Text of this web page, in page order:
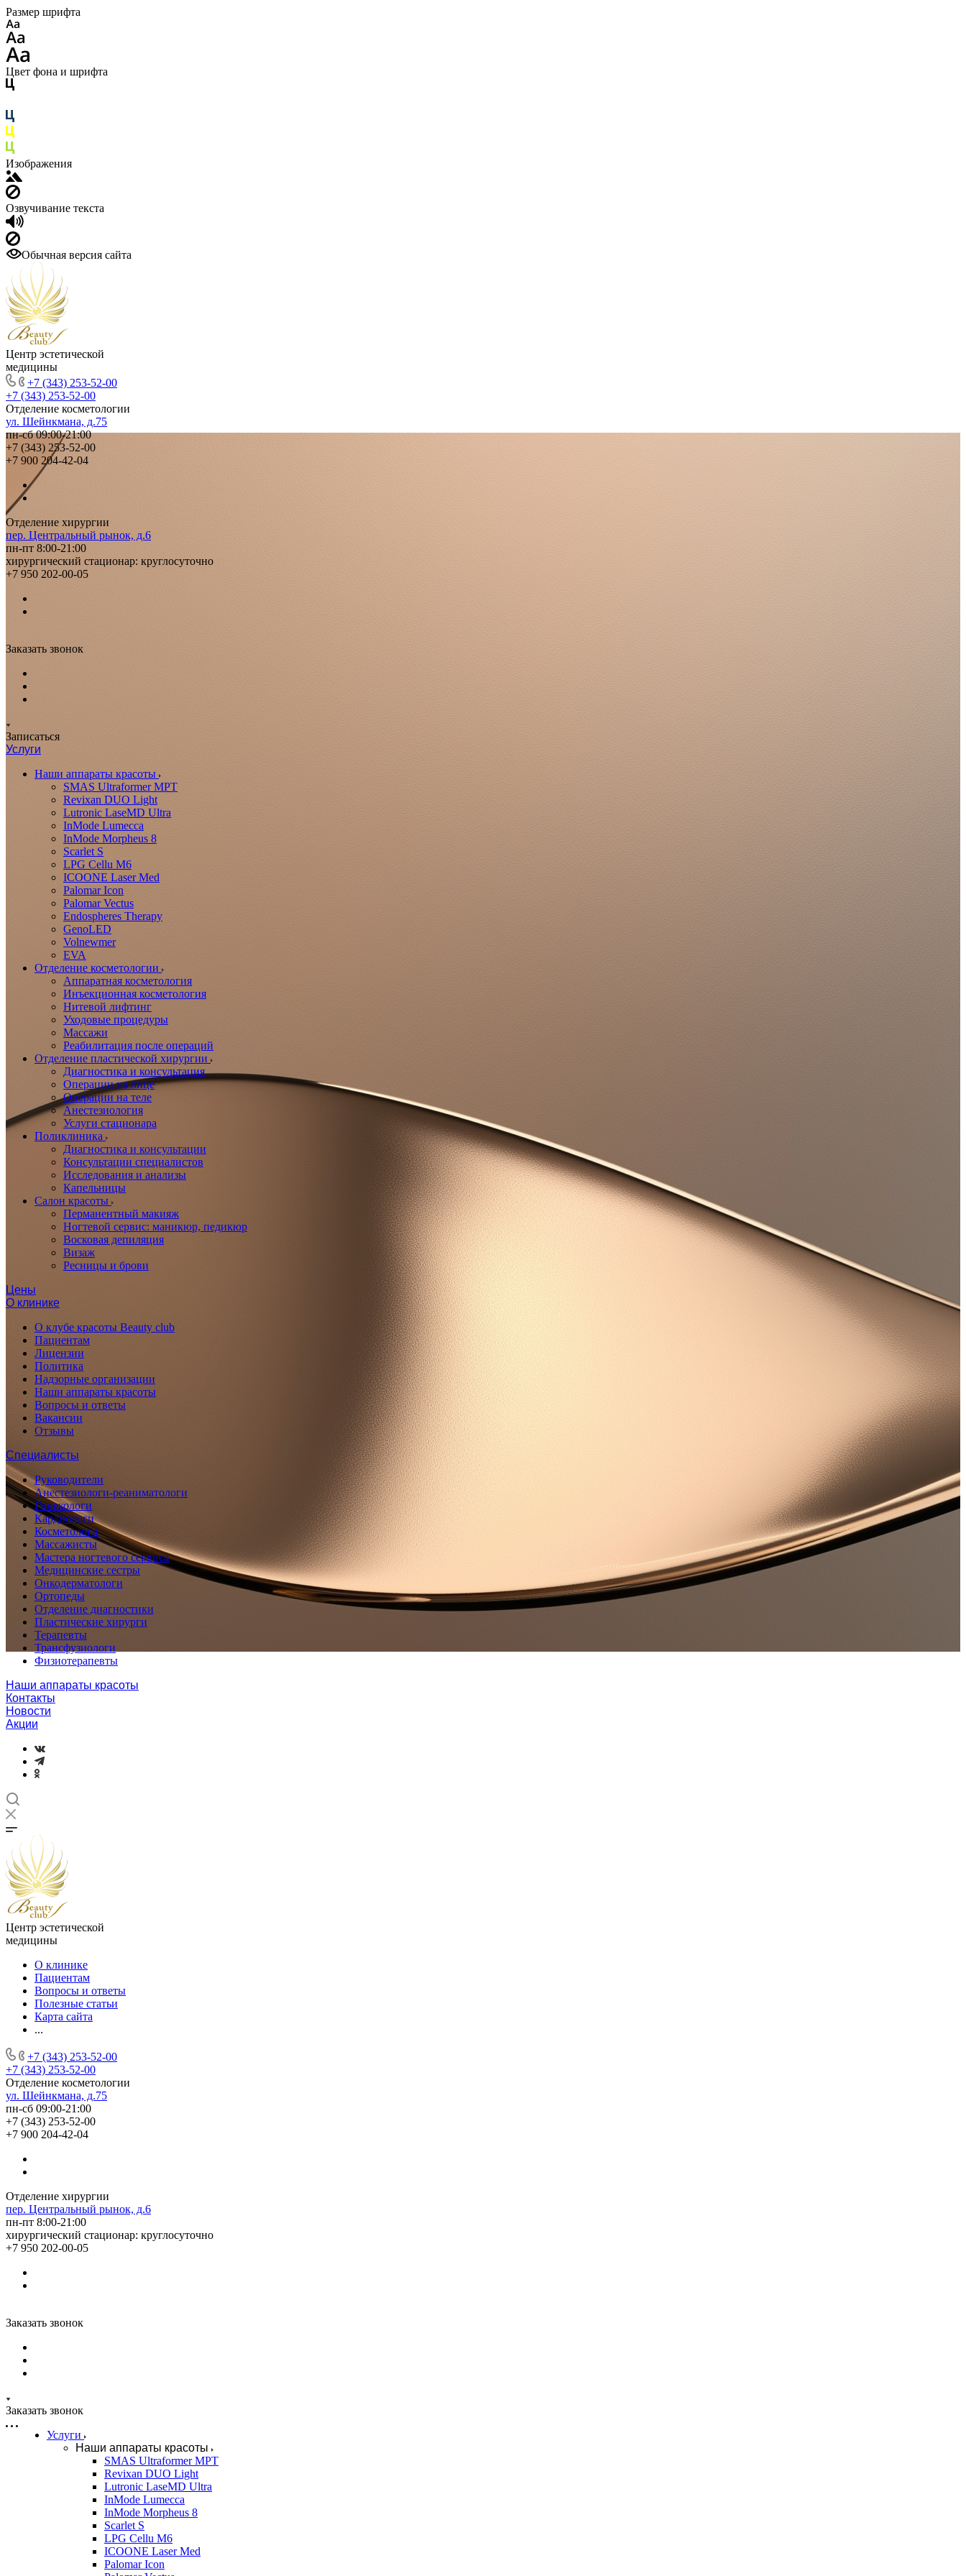
Размер шрифта
Цвет фона и шрифта
Изображения
Озвучивание текста
Обычная версия сайта
Центр эстетической
медицины
+7 (343) 253-52-00
+7 (343) 253-52-00
Отделение косметологии
ул. Шейнкмана, д.75
пн-сб 09:00-21:00
+7 (343) 253-52-00
+7 900 204-42-04
Отделение хирургии
пер. Центральный рынок, д.6
пн-пт 8:00-21:00
хирургический стационар: круглосуточно
+7 950 202-00-05
Заказать звонок
Записаться
Услуги
Наши аппараты красоты
SMAS Ultraformer MPT
Revixan DUO Light
Lutronic LaseMD Ultra
InMode Lumecca
InMode Morpheus 8
Scarlet S
LPG Cellu M6
ICOONE Laser Med
Palomar Icon
Palomar Vectus
Endospheres Therapy
GenoLED
Volnewmer
EVA
Отделение косметологии
Аппаратная косметология
Инъекционная косметология
Нитевой лифтинг
Уходовые процедуры
Массажи
Реабилитация после операций
Отделение пластической хирургии
Диагностика и консультация
Операции на лице
Операции на теле
Анестезиология
Услуги стационара
Поликлиника
Диагностика и консультации
Консультации специалистов
Исследования и анализы
Капельницы
Салон красоты
Перманентный макияж
Ногтевой сервис: маникюр, педикюр
Восковая депиляция
Визаж
Ресницы и брови
Цены
О клинике
О клубе красоты Beauty club
Пациентам
Лицензии
Политика
Надзорные организации
Наши аппараты красоты
Вопросы и ответы
Вакансии
Отзывы
Специалисты
Руководители
Анестезиологи-реаниматологи
Гинекологи
Кардиологи
Косметологи
Массажисты
Мастера ногтевого сервиса
Медицинские сестры
Онкодерматологи
Ортопеды
Отделение диагностики
Пластические хирурги
Терапевты
Трансфузиологи
Физиотерапевты
Наши аппараты красоты
Контакты
Новости
Акции
Центр эстетической
медицины
О клинике
Пациентам
Вопросы и ответы
Полезные статьи
Карта сайта
...
+7 (343) 253-52-00
+7 (343) 253-52-00
Отделение косметологии
ул. Шейнкмана, д.75
пн-сб 09:00-21:00
+7 (343) 253-52-00
+7 900 204-42-04
Отделение хирургии
пер. Центральный рынок, д.6
пн-пт 8:00-21:00
хирургический стационар: круглосуточно
+7 950 202-00-05
Заказать звонок
Заказать звонок
Услуги
Наши аппараты красоты
SMAS Ultraformer MPT
Revixan DUO Light
Lutronic LaseMD Ultra
InMode Lumecca
InMode Morpheus 8
Scarlet S
LPG Cellu M6
ICOONE Laser Med
Palomar Icon